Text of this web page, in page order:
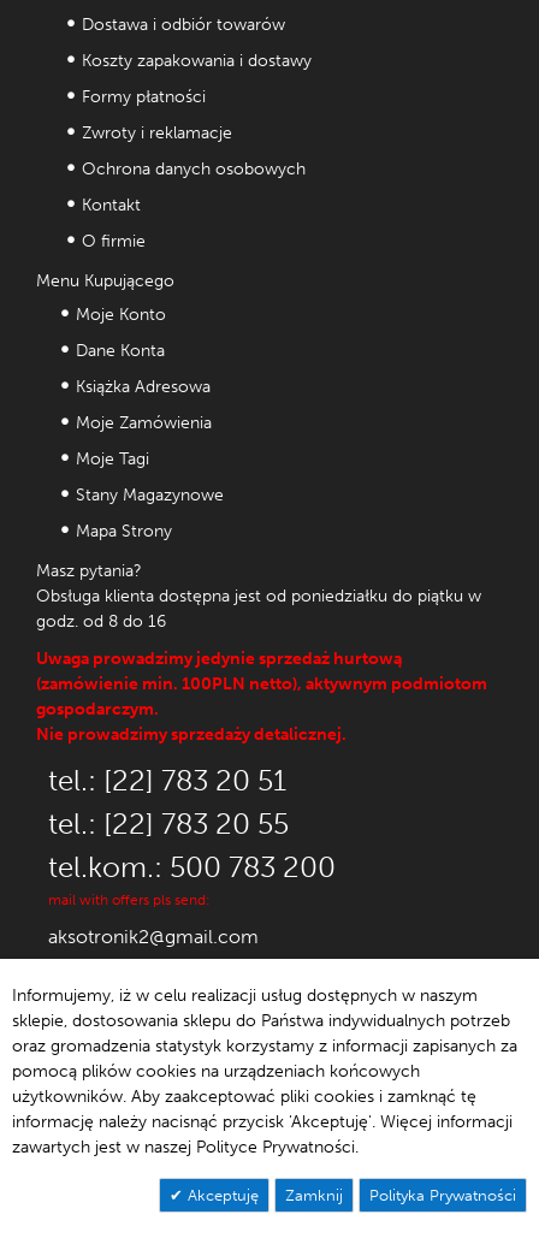
Dostawa i odbiór towarów
Koszty zapakowania i dostawy
Formy płatności
Zwroty i reklamacje
Ochrona danych osobowych
Kontakt
O firmie
Menu Kupującego
Moje Konto
Dane Konta
Książka Adresowa
Moje Zamówienia
Moje Tagi
Stany Magazynowe
Mapa Strony
Masz pytania?
Obsługa klienta dostępna jest od poniedziałku do piątku w
godz. od 8 do 16
Uwaga prowadzimy jedynie sprzedaż hurtową
(zamówienie min. 100PLN netto), aktywnym podmiotom
gospodarczym.
Nie prowadzimy sprzedaży detalicznej.
tel.: [22] 783 20 51
tel.: [22] 783 20 55
tel.kom.: 500 783 200
mail with offers pls send:
aksotronik2@gmail.com
© 1992-2021 Aksotronik.
Informujemy, iż w celu realizacji usług dostępnych w naszym
sklepie, dostosowania sklepu do Państwa indywidualnych potrzeb
oraz gromadzenia statystyk korzystamy z informacji zapisanych za
pomocą plików cookies na urządzeniach końcowych
użytkowników. Aby zaakceptować pliki cookies i zamknąć tę
informację należy nacisnąć przycisk 'Akceptuję'. Więcej informacji
zawartych jest w naszej Polityce Prywatności.
Akceptuję Zamknij Polityka Prywatności
Page 4 of 11